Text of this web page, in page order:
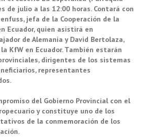
de julio a las 12:00 horas. Contará con
jefa de la Cooperación de la
Ecuador, quien asistirá en
de Alemania y David Bertolaza,
KfW en Ecuador. También estarán
dirigentes de los sistemas
representantes
del Gobierno Provincial con el
y constituye uno de los
de la conmemoración de los